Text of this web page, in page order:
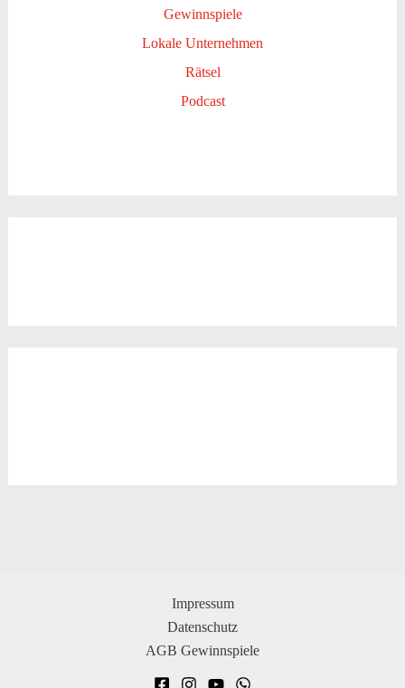
Gewinnspiele
Lokale Unternehmen
Rätsel
Podcast
Impressum
Datenschutz
AGB Gewinnspiele